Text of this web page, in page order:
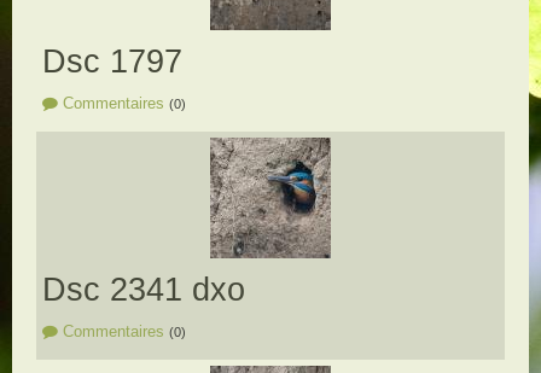
Dsc 1797
Commentaires (0)
Dsc 2341 dxo
Commentaires (0)